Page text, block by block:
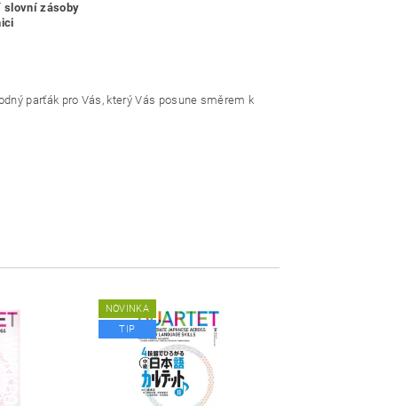
slovní zásoby
parťák pro Vás, který Vás posune směrem k
NOVINKA
TIP